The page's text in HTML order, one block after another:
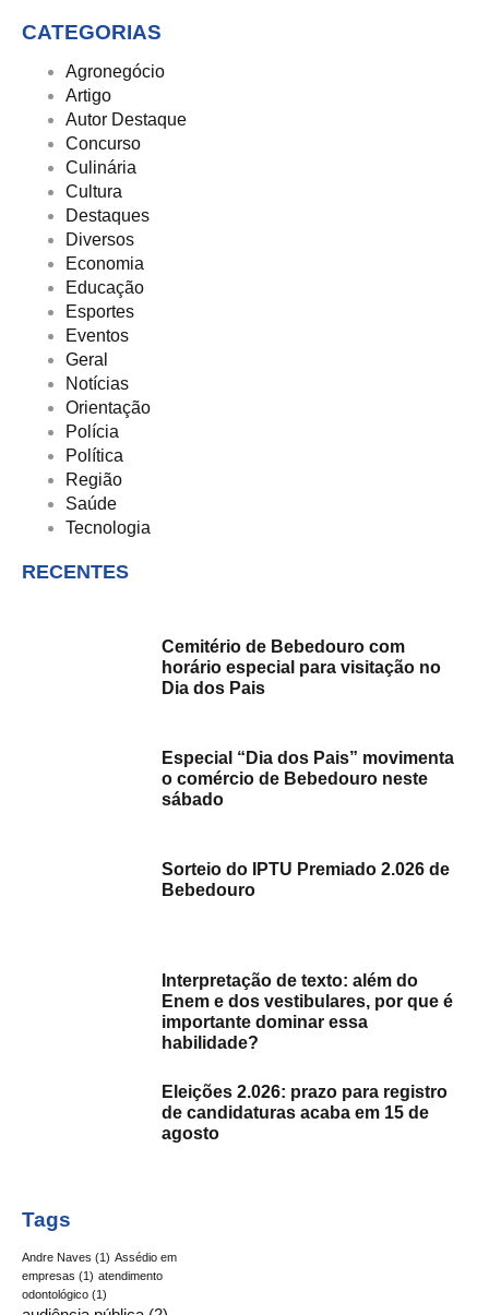
CATEGORIAS
Agronegócio
Artigo
Autor Destaque
Concurso
Culinária
Cultura
Destaques
Diversos
Economia
Educação
Esportes
Eventos
Geral
Notícias
Orientação
Polícia
Política
Região
Saúde
Tecnologia
RECENTES
Cemitério de Bebedouro com
horário especial para visitação no
Dia dos Pais
Especial “Dia dos Pais” movimenta
o comércio de Bebedouro neste
sábado
Sorteio do IPTU Premiado 2.026 de
Bebedouro
Interpretação de texto: além do
Enem e dos vestibulares, por que é
importante dominar essa
habilidade?
Eleições 2.026: prazo para registro
de candidaturas acaba em 15 de
agosto
Tags
Andre Naves (1) Assédio em
empresas (1) atendimento
odontológico (1)